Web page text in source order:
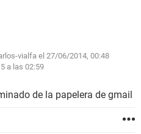
vialfa el 27/06/2014, 00:48
a las 02:59
de la papelera de gmail